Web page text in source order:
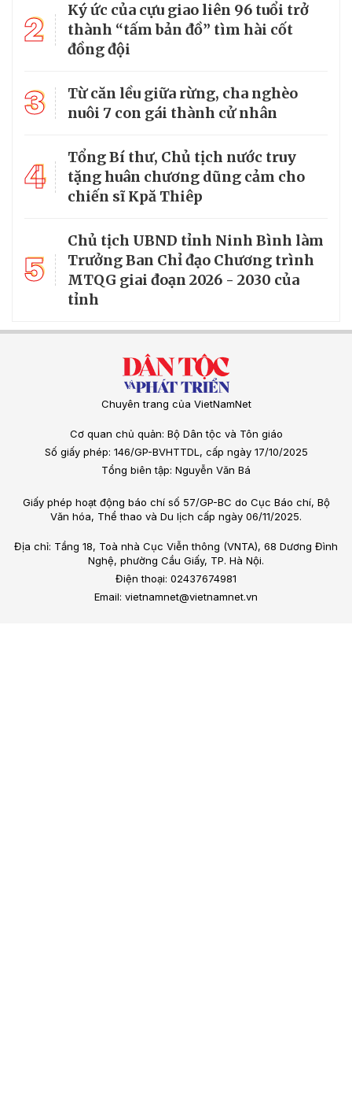
2
Ký ức của cựu giao liên 96 tuổi trở
thành “tấm bản đồ” tìm hài cốt
đồng đội
3
Từ căn lều giữa rừng, cha nghèo
nuôi 7 con gái thành cử nhân
4
Tổng Bí thư, Chủ tịch nước truy
tặng huân chương dũng cảm cho
chiến sĩ Kpă Thiêp
5
Chủ tịch UBND tỉnh Ninh Bình làm
Trưởng Ban Chỉ đạo Chương trình
MTQG giai đoạn 2026 - 2030 của
tỉnh
Chuyên trang của VietNamNet
Cơ quan chủ quản: Bộ Dân tộc và Tôn giáo
Số giấy phép: 146/GP-BVHTTDL, cấp ngày 17/10/2025
Tổng biên tập: Nguyễn Văn Bá
Giấy phép hoạt động báo chí số 57/GP-BC do Cục Báo chí, Bộ
Văn hóa, Thể thao và Du lịch cấp ngày 06/11/2025.
Địa chỉ: Tầng 18, Toà nhà Cục Viễn thông (VNTA), 68 Dương Đình
Nghệ, phường Cầu Giấy, TP. Hà Nội.
Điện thoại: 02437674981
Email: vietnamnet@vietnamnet.vn